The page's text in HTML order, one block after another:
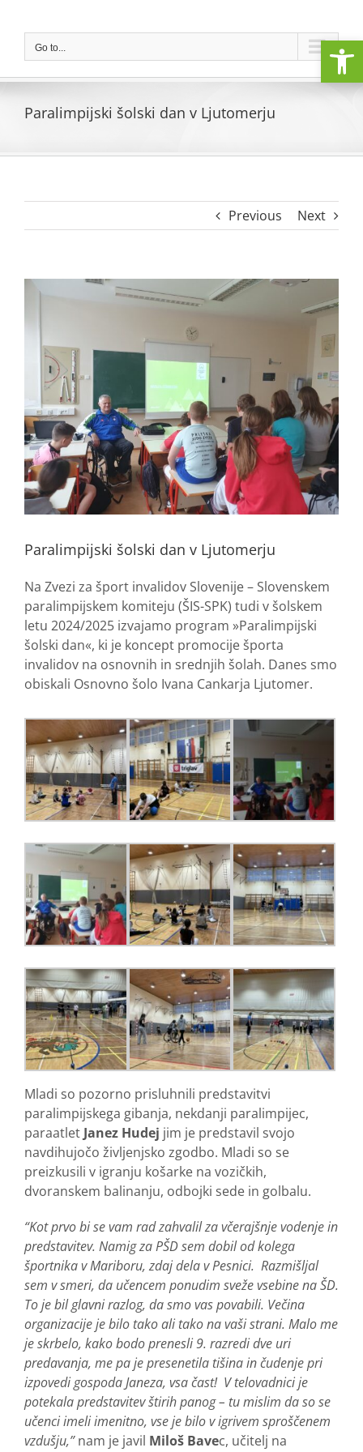
contentGo to...
Paralimpijski šolski dan v Ljutomerju
Previous Next
View
Image
Paralimpijski šolski dan v Ljutomerju
Na Zvezi za šport invalidov Slovenije – Slovenskem
paralimpijskem komiteju (ŠIS-SPK) tudi v šolskem
letu 2024/2025 izvajamo program »Paralimpijski
šolski dan«, ki je koncept promocije športa
invalidov na osnovnih in srednjih šolah. Danes smo
obiskali Osnovno šolo Ivana Cankarja Ljutomer.
Mladi so pozorno prisluhnili predstavitvi
paralimpijskega gibanja, nekdanji paralimpijec,
paraatlet Janez Hudej jim je predstavil svojo
navdihujočo življenjsko zgodbo. Mladi so se
preizkusili v igranju košarke na vozičkih,
dvoranskem balinanju, odbojki sede in golbalu.
“Kot prvo bi se vam rad zahvalil za včerajšnje vodenje in
predstavitev. Namig za PŠD sem dobil od kolega
športnika v Mariboru, zdaj dela v Pesnici. Razmišljal
sem v smeri, da učencem ponudim sveže vsebine na ŠD.
To je bil glavni razlog, da smo vas povabili. Večina
organizacije je bilo tako ali tako na vaši strani. Malo me
je skrbelo, kako bodo prenesli 9. razredi dve uri
predavanja, me pa je presenetila tišina in čudenje pri
izpovedi gospoda Janeza, vsa čast! V telovadnici je
potekala predstavitev štirih panog – tu mislim da so se
učenci imeli imenitno, vse je bilo v igrivem sproščenem
vzdušju,”nam je javil Miloš Bavec, učitelj na